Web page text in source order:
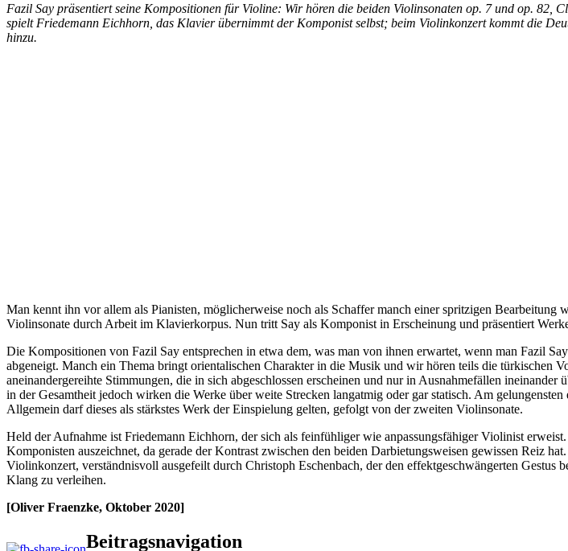
Fazil Say präsentiert seine Kompositionen für Violine: Wir hören die beiden Violinsonaten op. 7 und op.
spielt Friedemann Eichhorn, das Klavier übernimmt der Komponist selbst; beim Violinkonzert kommt die
hinzu.
Man kennt ihn vor allem als Pianisten, möglicherweise noch als Schaffer manch einer spritzigen
Violinsonate durch Arbeit im Klavierkorpus. Nun tritt Say als Komponist in Erscheinung und präsentiert
Die Kompositionen von Fazil Say entsprechen in etwa dem, was man von ihnen erwartet, wenn man Fazil
abgeneigt. Manch ein Thema bringt orientalischen Charakter in die Musik und wir hören teils die
aneinandergereihte Stimmungen, die in sich abgeschlossen erscheinen und nur in Ausnahmefällen
in der Gesamtheit jedoch wirken die Werke über weite Strecken langatmig oder gar statisch. Am
Allgemein darf dieses als stärkstes Werk der Einspielung gelten, gefolgt von der zweiten Violinsonate.
Held der Aufnahme ist Friedemann Eichhorn, der sich als feinfühliger wie anpassungsfähiger Violinist
Komponisten auszeichnet, da gerade der Kontrast zwischen den beiden Darbietungsweisen gewissen Reiz
Violinkonzert, verständnisvoll ausgefeilt durch Christoph Eschenbach, der den effektgeschwängerten
Klang zu verleihen.
[Oliver Fraenzke, Oktober 2020]
Beitragsnavigation